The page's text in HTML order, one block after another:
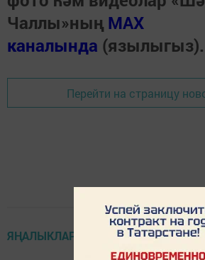
Чаллы»ның MAX
каналында (язылыгыз).
Перейти на страницу
ЯҢАЛЫКЛАР ТАСМАСЫ